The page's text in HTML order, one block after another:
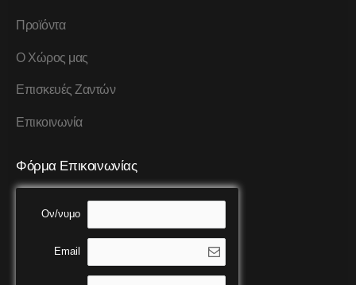
Προϊόντα
Ο Χώρος μας
Επισκευές Ζαντών
Επικοινωνία
Φόρμα Επικοινωνίας
Ον/νυμο
Email